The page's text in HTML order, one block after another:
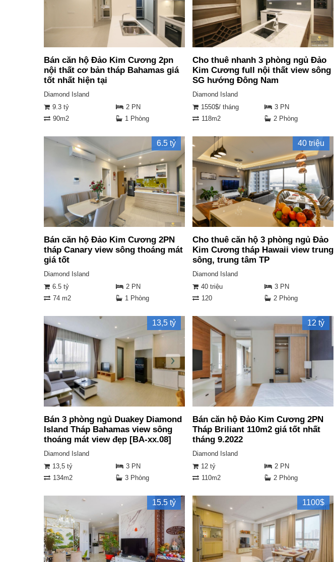
Bán căn hộ Đảo Kim Cương 2pn
nội thất cơ bản tháp Bahamas giá
tốt nhất hiện tại
Diamond Island
9.3 tỷ
2 PN
90m2
1 Phòng
Cho thuê nhanh 3 phòng ngủ Đảo
Kim Cương full nội thất view sông
SG hướng Đông Nam
Diamond Island
1550$/ tháng
3 PN
118m2
2 Phòng
6.5 tỷ
Bán căn hộ Đảo Kim Cương 2PN
tháp Canary view sông thoáng mát
giá tốt
Diamond Island
6.5 tỷ
2 PN
74 m2
1 Phòng
40 triệu
Cho thuê căn hộ 3 phòng ngủ Đảo
Kim Cương tháp Hawaii view trung
sông, trung tâm TP
Diamond Island
40 triệu
3 PN
120
2 Phòng
13,5 tỷ
Bán 3 phòng ngủ Duakey Diamond
Island Tháp Bahamas view sông
thoáng mát view đẹp [BA-xx.08]
Diamond Island
13,5 tỷ
3 PN
134m2
3 Phòng
12 tỷ
Bán căn hộ Đảo Kim Cương 2PN
Tháp Briliant 110m2 giá tốt nhất
tháng 9.2022
Diamond Island
12 tỷ
2 PN
110m2
2 Phòng
15.5 tỷ 1100$